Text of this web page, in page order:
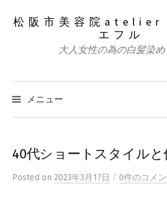
松阪市美容院atelier
エフル
大人女性の為の白髪染
メニュー
40代ショートスタイルと
Posted on 2023年3月17日 / 0件のコメン